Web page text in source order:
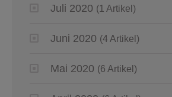
Juli 2020 (1 Artikel)
Juni 2020 (4 Artikel)
Mai 2020 (6 Artikel)